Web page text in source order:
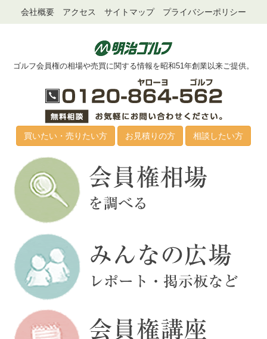
会社概要 アクセス サイトマップ プライバシーポリシー
ゴルフ会員権の相場や売買に関する情報を昭和51年創業以来ご提供。
買いたい・売りたい方 お見積りの方 相談したい方